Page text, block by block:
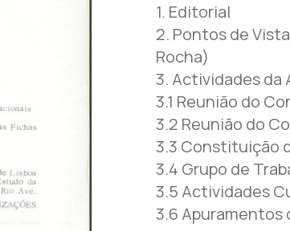
1. Editorial
2. Pontos de
Rocha)
3. Actividades da
3.1 Reunião do
3.2 Reunião do
3.3 Constituição
3.4 Grupo de
3.5 Actividades
3.6 Apuramentos